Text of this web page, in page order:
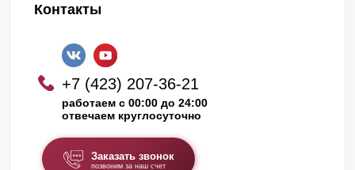
Контакты
+7 (423) 207-36-21
работаем с 00:00 до 24:00
отвечаем круглосуточно
Заказать звонок
позвоним за наш счет